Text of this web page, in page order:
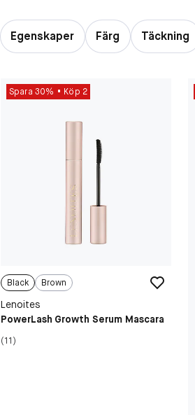
Egenskaper Färg Täckning
Spara 30% Köp 2
Black Brown
Lenoites
PowerLash Growth Serum Mascara
(11)